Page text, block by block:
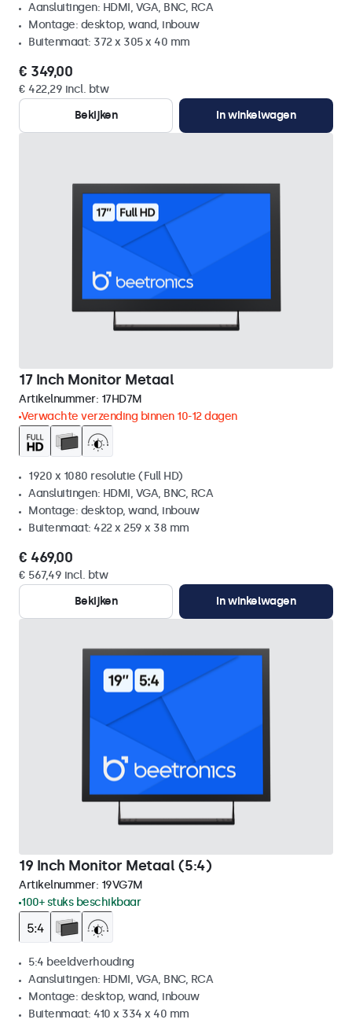
Aansluitingen: HDMI, VGA, BNC, RCA
Montage: desktop, wand, inbouw
Buitenmaat: 372 x 305 x 40 mm
€ 349,00
€ 422,29 incl. btw
Bekijken
In winkelwagen
17 Inch Monitor Metaal
Artikelnummer: 17HD7M
Verwachte verzending binnen 10-12 dagen
1920 x 1080 resolutie (Full HD)
Aansluitingen: HDMI, VGA, BNC, RCA
Montage: desktop, wand, inbouw
Buitenmaat: 422 x 259 x 38 mm
€ 469,00
€ 567,49 incl. btw
Bekijken
In winkelwagen
19 Inch Monitor Metaal (5:4)
Artikelnummer: 19VG7M
100+ stuks beschikbaar
5:4 beeldverhouding
Aansluitingen: HDMI, VGA, BNC, RCA
Montage: desktop, wand, inbouw
Buitenmaat: 410 x 334 x 40 mm